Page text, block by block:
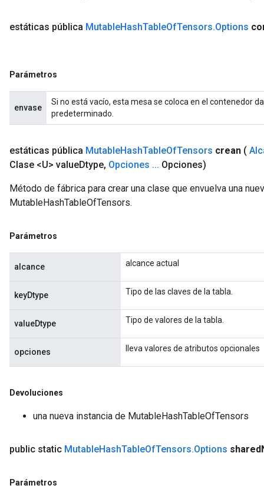
estáticas pública MutableHashTableOfTensors.Options
Parámetros
envase
Si no está vacío, esta mesa se coloca en el contenedor
predeterminado.
estáticas pública MutableHashTableOfTensors crean (
Clase <U> valueDtype, Opciones ... Opciones)
Método de fábrica para crear una clase que envuelva una
MutableHashTableOfTensors.
Parámetros
alcance alcance actual
keyDtype Tipo de las claves de la tabla.
valueDtype Tipo de valores de la tabla.
opciones lleva valores de atributos opcionales
Devoluciones
una nueva instancia de MutableHashTableOfTensors
public static MutableHashTableOfTensors.Options shared
Parámetros